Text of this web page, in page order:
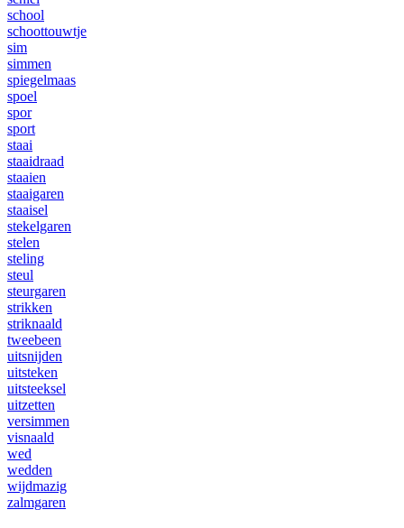
school
schoottouwtje
sim
simmen
spiegelmaas
spoel
spor
sport
staai
staaidraad
staaien
staaigaren
staaisel
stekelgaren
stelen
steling
steul
steurgaren
strikken
striknaald
tweebeen
uitsnijden
uitsteken
uitsteeksel
uitzetten
versimmen
visnaald
wed
wedden
wijdmazig
zalmgaren